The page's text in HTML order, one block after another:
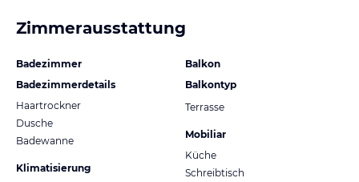
Zimmerausstattung
Badezimmer
Badezimmerdetails
Haartrockner
Dusche
Badewanne
Klimatisierung
Balkon
Balkontyp
Terrasse
Mobiliar
Küche
Schreibtisch